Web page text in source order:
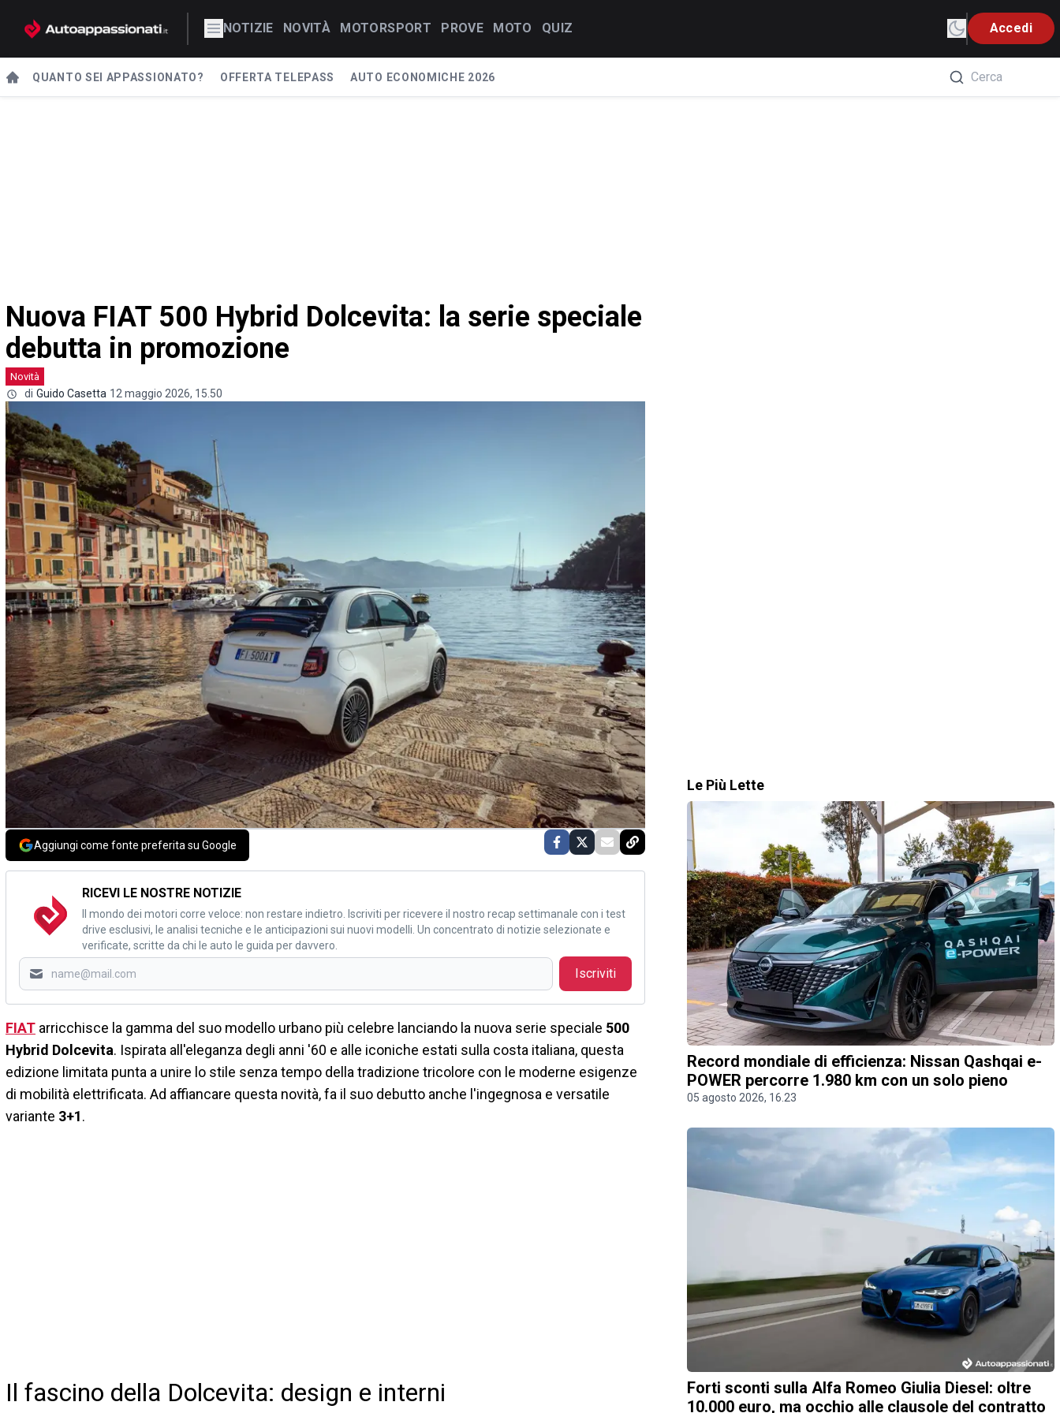
NOTIZIE NOVITÀ MOTORSPORT PROVE MOTO QUIZ Accedi
QUANTO SEI APPASSIONATO? OFFERTA TELEPASS AUTO ECONOMICHE 2026
Nuova FIAT 500 Hybrid Dolcevita: la serie speciale
debutta in promozione
Novità
di Guido Casetta 12 maggio 2026, 15.50
Aggiungi come fonte preferita su Google
RICEVI LE NOSTRE NOTIZIE
Il mondo dei motori corre veloce: non restare indietro. Iscriviti per ricevere il nostro recap settimanale con i test
drive esclusivi, le analisi tecniche e le anticipazioni sui nuovi modelli. Un concentrato di notizie selezionate e
verificate, scritte da chi le auto le guida per davvero.
Iscriviti
FIAT arricchisce la gamma del suo modello urbano più celebre lanciando la nuova serie speciale 500
Hybrid Dolcevita. Ispirata all'eleganza degli anni '60 e alle iconiche estati sulla costa italiana, questa
edizione limitata punta a unire lo stile senza tempo della tradizione tricolore con le moderne esigenze
di mobilità elettrificata. Ad affiancare questa novità, fa il suo debutto anche l'ingegnosa e versatile
variante 3+1.
Il fascino della Dolcevita: design e interni
Le Più Lette
Record mondiale di efficienza: Nissan Qashqai e-
POWER percorre 1.980 km con un solo pieno
05 agosto 2026, 16.23
Forti sconti sulla Alfa Romeo Giulia Diesel: oltre
10.000 euro, ma occhio alle clausole del contratto